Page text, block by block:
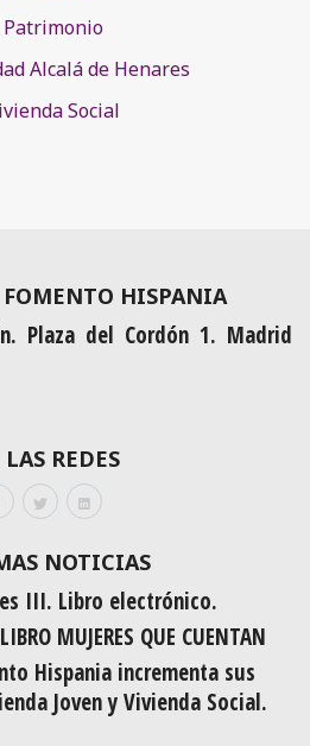
Patrimonio
Alcalá de Henares
Social
HISPANIA
Plaza del Cordón 1. Madrid
REDES
NOTICIAS
III. Libro electrónico.
MUJERES QUE CUENTAN
Hispania incrementa sus
Joven y Vivienda Social.